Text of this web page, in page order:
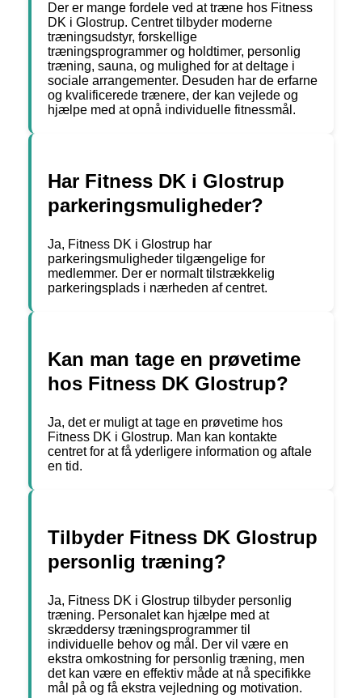
Der er mange fordele ved at træne hos Fitness
DK i Glostrup. Centret tilbyder moderne
træningsudstyr, forskellige
træningsprogrammer og holdtimer, personlig
træning, sauna, og mulighed for at deltage i
sociale arrangementer. Desuden har de erfarne
og kvalificerede trænere, der kan vejlede og
hjælpe med at opnå individuelle fitnessmål.
Har Fitness DK i Glostrup
parkeringsmuligheder?
Ja, Fitness DK i Glostrup har
parkeringsmuligheder tilgængelige for
medlemmer. Der er normalt tilstrækkelig
parkeringsplads i nærheden af centret.
Kan man tage en prøvetime
hos Fitness DK Glostrup?
Ja, det er muligt at tage en prøvetime hos
Fitness DK i Glostrup. Man kan kontakte
centret for at få yderligere information og aftale
en tid.
Tilbyder Fitness DK Glostrup
personlig træning?
Ja, Fitness DK i Glostrup tilbyder personlig
træning. Personalet kan hjælpe med at
skræddersy træningsprogrammer til
individuelle behov og mål. Der vil være en
ekstra omkostning for personlig træning, men
det kan være en effektiv måde at nå specifikke
mål på og få ekstra vejledning og motivation.